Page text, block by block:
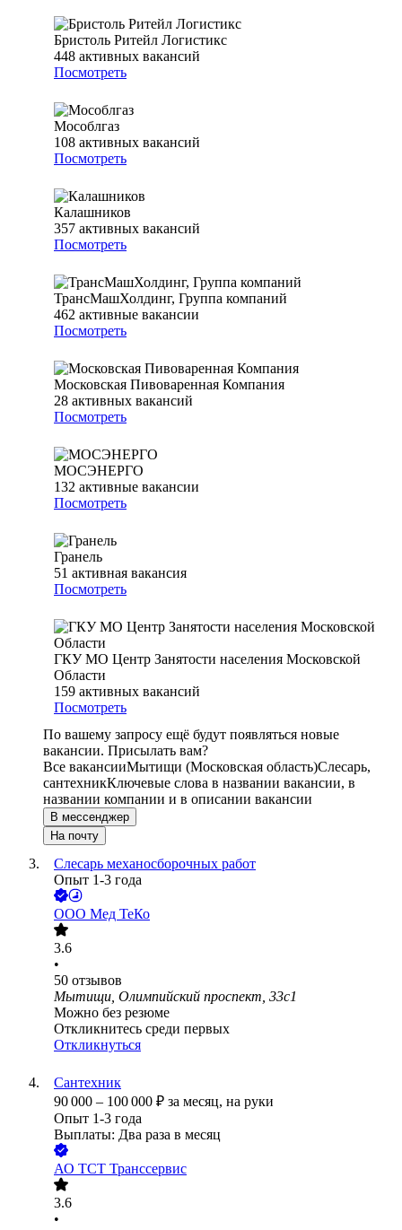
Бристоль Ритейл Логистикс
448 активных вакансий
Посмотреть
Мособлгаз
108 активных вакансий
Посмотреть
Калашников
357 активных вакансий
Посмотреть
ТрансМашХолдинг, Группа компаний
462 активные вакансии
Посмотреть
Московская Пивоваренная Компания
28 активных вакансий
Посмотреть
МОСЭНЕРГО
132 активные вакансии
Посмотреть
Гранель
51 активная вакансия
Посмотреть
ГКУ МО Центр Занятости населения Московской
Области
159 активных вакансий
Посмотреть
По вашему запросу ещё будут появляться новые
вакансии. Присылать вам?
Все вакансииМытищи (Московская область)Слесарь,
сантехникКлючевые слова в названии вакансии, в
названии компании и в описании вакансии
В мессенджер
На почту
Слесарь механосборочных работ
Опыт 1-3 года
ООО Мед ТеКо
3.6
•
50 отзывов
Мытищи, Олимпийский проспект, 33с1
Можно без резюме
Откликнитесь среди первых
Откликнуться
Сантехник
90 000 – 100 000 ₽ за месяц, на руки
Опыт 1-3 года
Выплаты: Два раза в месяц
АО ТСТ Транссервис
3.6
•